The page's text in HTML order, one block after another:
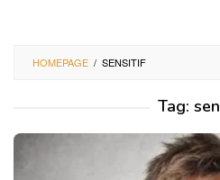
HOMEPAGE / SENSITIF
Tag: